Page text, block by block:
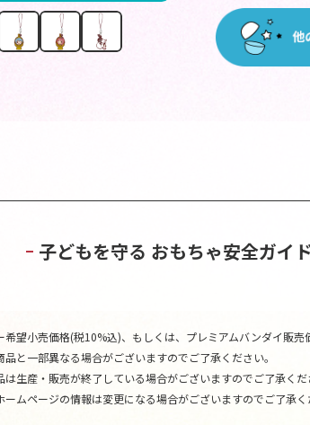
子どもを守る おもちゃ安全ガイ
望小売価格(税10%込)、もしくは、プレミアムバンダイ販売
と一部異なる場合がございますのでご了承ください。
生産・販売が終了している場合がございますのでご了承くだ
ムページの情報は変更になる場合がございますのでご了承く